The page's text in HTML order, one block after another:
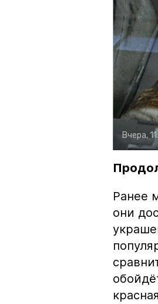
Вчера,
Ранее
они